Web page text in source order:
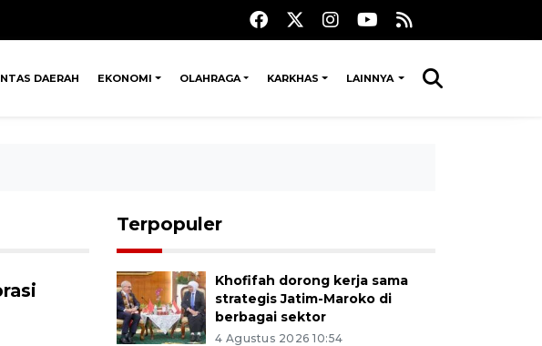
DAERAH EKONOMI OLAHRAGA KARKHAS LAINNYA
Terpopuler
Khofifah dorong kerja sama
strategis Jatim-Maroko di
berbagai sektor
4 Agustus 2026 10:54